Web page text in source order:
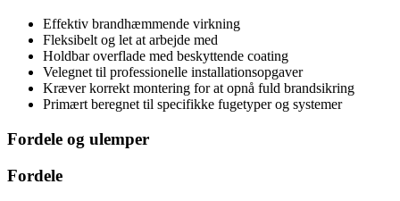
Effektiv brandhæmmende virkning
Fleksibelt og let at arbejde med
Holdbar overflade med beskyttende coating
Velegnet til professionelle installationsopgaver
Kræver korrekt montering for at opnå fuld brandsikring
Primært beregnet til specifikke fugetyper og systemer
Fordele og ulemper
Fordele